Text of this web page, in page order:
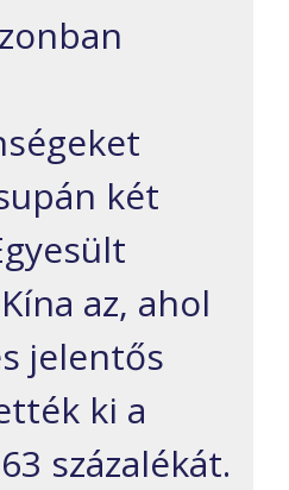
két
az, ahol
jelentős
ki a
százalékát.